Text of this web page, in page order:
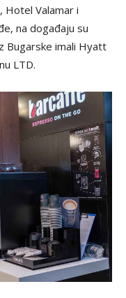
Hotel Valamar i
na događaju su
Bugarske imali Hyatt
LTD.